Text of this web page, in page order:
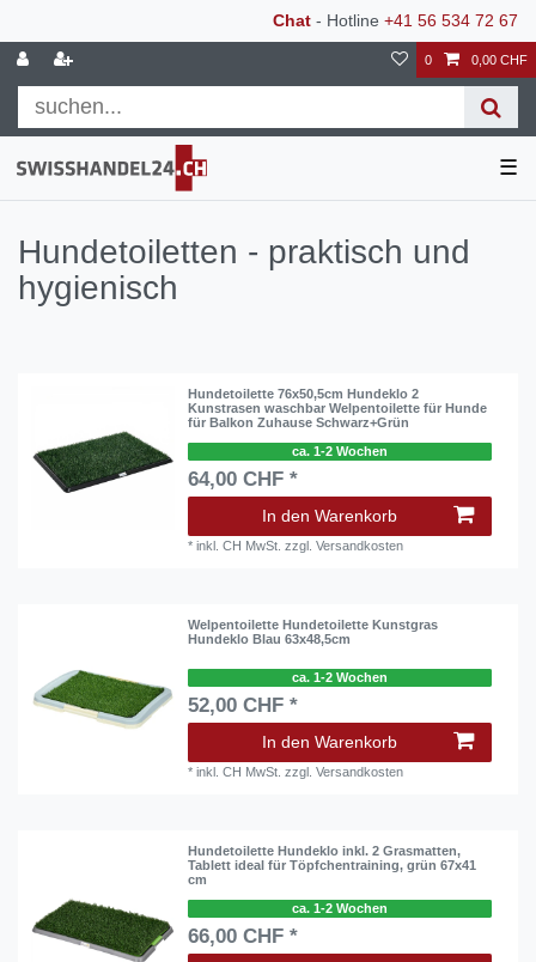
Chat - Hotline +41 56 534 72 67
0 0,00 CHF
☰
Hundetoiletten - praktisch und
hygienisch
Hundetoilette 76x50,5cm Hundeklo 2
Kunstrasen waschbar Welpentoilette für Hunde
für Balkon Zuhause Schwarz+Grün
ca. 1-2 Wochen
64,00 CHF *
In den Warenkorb
*inkl. CH MwSt. zzgl.Versandkosten
Welpentoilette Hundetoilette Kunstgras
Hundeklo Blau 63x48,5cm
ca. 1-2 Wochen
52,00 CHF *
In den Warenkorb
*inkl. CH MwSt. zzgl.Versandkosten
Hundetoilette Hundeklo inkl. 2 Grasmatten,
Tablett ideal für Töpfchentraining, grün 67x41
cm
ca. 1-2 Wochen
66,00 CHF *